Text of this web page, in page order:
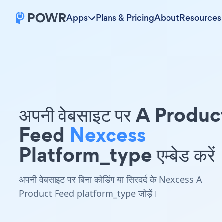
Apps Plans & PricingAboutResources
अपनी वेबसाइट पर A
Feed Nexcess
Platform_type एम्बेड करें
अपनी वेबसाइट पर बिना कोडिंग या सिरदर्द के Nexcess A
Product Feed platform_type जोड़ें।